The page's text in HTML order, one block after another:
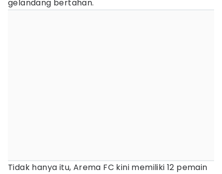
gelandang bertahan.
Tidak hanya itu, Arema FC kini memiliki 12 pemain